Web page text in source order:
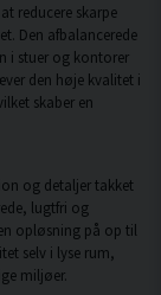
reducere skarpe
Den afbalancerede
i stuer og kontorer
den høje kvalitet i
skaber en
og detaljer takket
lugtfri og
opløsning på op til
selv i lyse rum,
miljøer.